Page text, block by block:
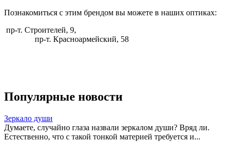
Познакомиться с этим брендом вы можете в наших оптиках:
пр-т. Строителей, 9,
пр-т. Красноармейский, 58
Популярные новости
Зеркало души
Думаете, случайно глаза назвали зеркалом души? Вряд ли.
Естественно, что с такой тонкой материей требуется и...